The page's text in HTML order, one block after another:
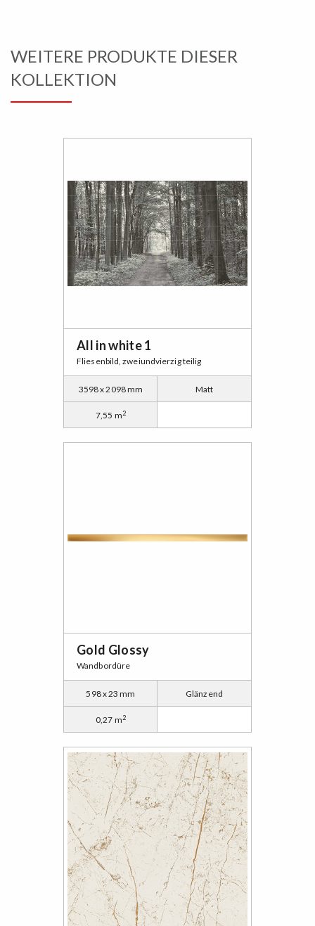
WEITERE PRODUKTE DIESER
KOLLEKTION
All in white 1
Fliesenbild, zweiundvierzig teilig
3598 x 2098 mm Matt
7,55 m2
Gold Glossy
Wandbordüre
598 x 23 mm Glänzend
0,27 m2